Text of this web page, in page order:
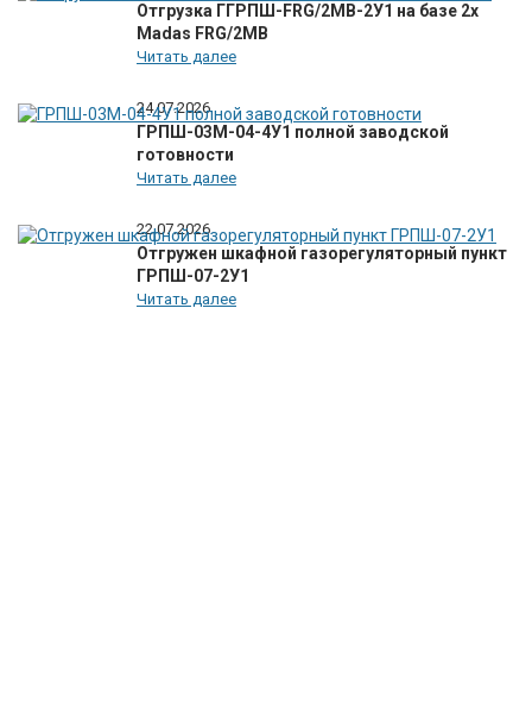
Отгрузка ГГРПШ-FRG/2MB-2У1 на базе 2х
Madas FRG/2MB
Читать далее
24.07.2026
ГРПШ-03М-04-4У1 полной заводской
готовности
Читать далее
22.07.2026
Отгружен шкафной газорегуляторный пункт
ГРПШ-07-2У1
Читать далее